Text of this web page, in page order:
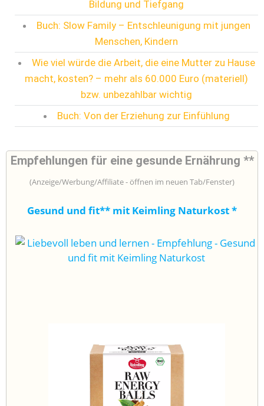
Bildung und Tiefgang
Buch: Slow Family – Entschleunigung mit jungen
Menschen, Kindern
Wie viel würde die Arbeit, die eine Mutter zu Hause
macht, kosten? – mehr als 60.000 Euro (materiell)
bzw. unbezahlbar wichtig
Buch: Von der Erziehung zur Einfühlung
Empfehlungen für eine gesunde Ernährung **
(Anzeige/Werbung/Affiliate - öffnen im neuen Tab/Fenster)
Gesund und fit** mit Keimling Naturkost*